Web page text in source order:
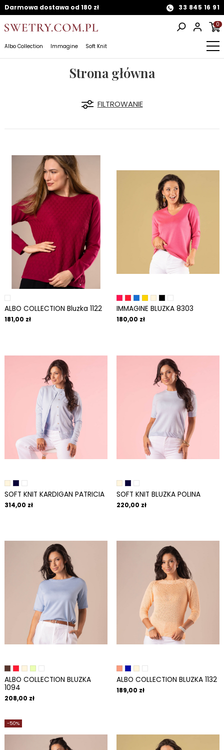
Darmowa dostawa od 180 zł 33 845 16 91
0
Albo Collection Immagine Soft Knit
Strona główna
FILTROWANIE
ALBO COLLECTION Bluzka 1122
181,00 zł
IMMAGINE BLUZKA 8303
180,00 zł
SOFT KNIT KARDIGAN PATRICIA
314,00 zł
SOFT KNIT BLUZKA POLINA
220,00 zł
ALBO COLLECTION BLUZKA
1094
208,00 zł
ALBO COLLECTION BLUZKA 1132
189,00 zł
-50%